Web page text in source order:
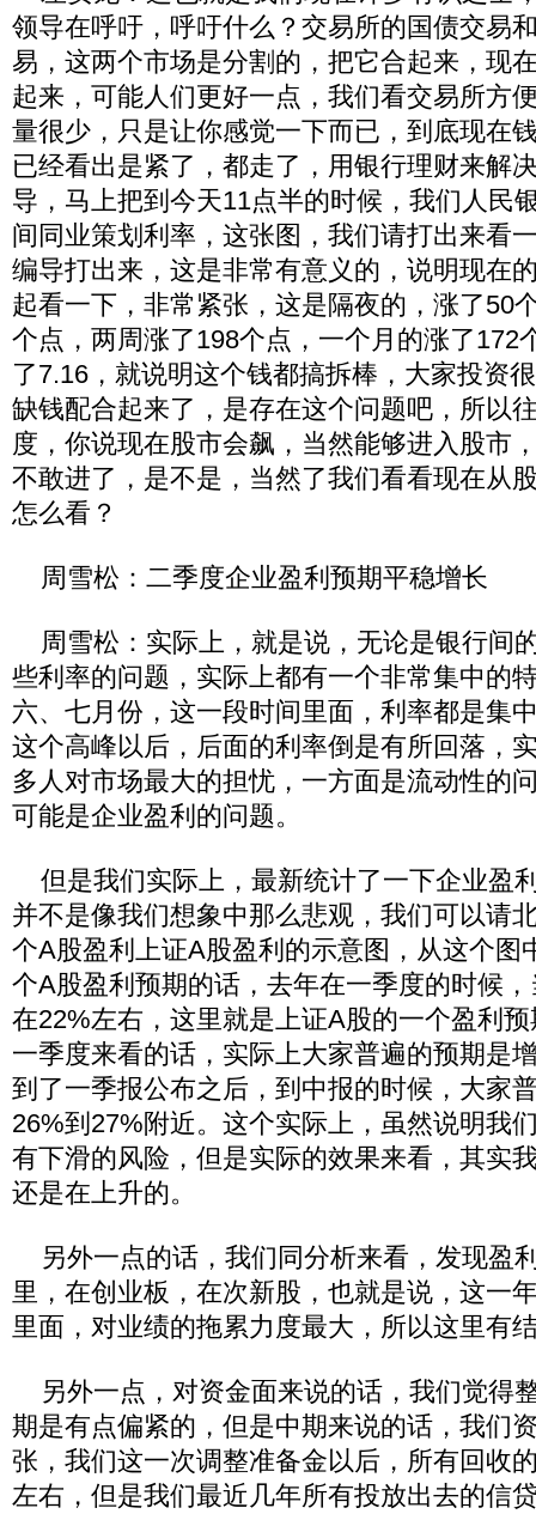
领导在呼吁，呼吁什么？交易所的国债交易
易，这两个市场是分割的，把它合起来，现
起来，可能人们更好一点，我们看交易所方
量很少，只是让你感觉一下而已，到底现在
已经看出是紧了，都走了，用银行理财来解
导，马上把到今天11点半的时候，我们人民
间同业策划利率，这张图，我们请打出来看
编导打出来，这是非常有意义的，说明现在
起看一下，非常紧张，这是隔夜的，涨了50
个点，两周涨了198个点，一个月的涨了172
了7.16，就说明这个钱都搞拆棒，大家投资
缺钱配合起来了，是存在这个问题吧，所以
度，你说现在股市会飙，当然能够进入股市
不敢进了，是不是，当然了我们看看现在从
怎么看？
周雪松：二季度企业盈利预期平稳增长
周雪松：实际上，就是说，无论是银行间
些利率的问题，实际上都有一个非常集中的
六、七月份，这一段时间里面，利率都是集
这个高峰以后，后面的利率倒是有所回落，
多人对市场最大的担忧，一方面是流动性的
可能是企业盈利的问题。
但是我们实际上，最新统计了一下企业盈
并不是像我们想象中那么悲观，我们可以请
个A股盈利上证A股盈利的示意图，从这个图
个A股盈利预期的话，去年在一季度的时候
在22%左右，这里就是上证A股的一个盈利
一季度来看的话，实际上大家普遍的预期是
到了一季报公布之后，到中报的时候，大家
26%到27%附近。这个实际上，虽然说明我
有下滑的风险，但是实际的效果来看，其实
还是在上升的。
另外一点的话，我们同分析来看，发现盈
里，在创业板，在次新股，也就是说，这一
里面，对业绩的拖累力度最大，所以这里有
另外一点，对资金面来说的话，我们觉得
期是有点偏紧的，但是中期来说的话，我们
张，我们这一次调整准备金以后，所有回收
左右，但是我们最近几年所有投放出去的信